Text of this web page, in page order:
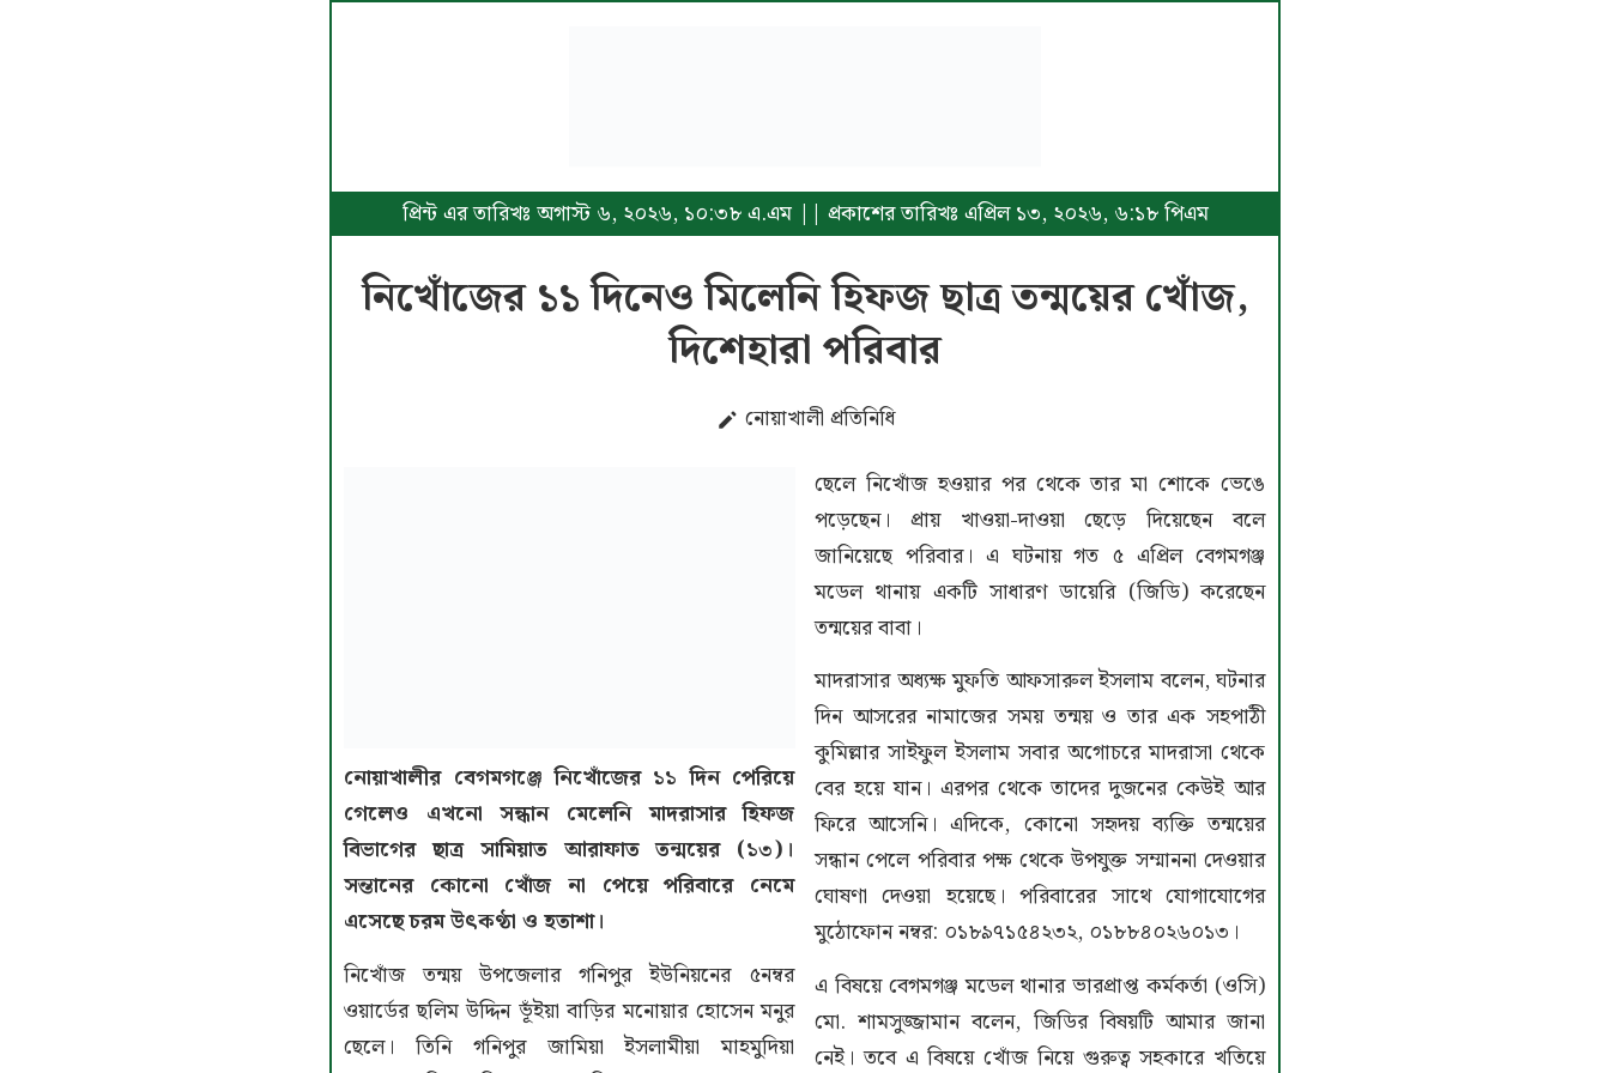
প্রিন্ট এর তারিখঃ অগাস্ট ৬, ২০২৬, ১০:৩৮ এ.এম || প্রকাশের তারিখঃ এপ্রিল ১৩, ২০২৬, ৬:১৮ পিএম
নিখোঁজের ১১ দিনেও মিলেনি হিফজ ছাত্র তন্ময়ের খোঁজ,
দিশেহারা পরিবার
নোয়াখালী প্রতিনিধি
নোয়াখালীর বেগমগঞ্জে নিখোঁজের ১১ দিন পেরিয়ে
গেলেও এখনো সন্ধান মেলেনি মাদরাসার হিফজ
বিভাগের ছাত্র সামিয়াত আরাফাত তন্ময়ের (১৩)।
সন্তানের কোনো খোঁজ না পেয়ে পরিবারে নেমে
এসেছে চরম উৎকণ্ঠা ও হতাশা।
নিখোঁজ তন্ময় উপজেলার গনিপুর ইউনিয়নের ৫নম্বর
ওয়ার্ডের ছলিম উদ্দিন ভূঁইয়া বাড়ির মনোয়ার হোসেন মনুর
ছেলে। তিনি গনিপুর জামিয়া ইসলামীয়া মাহমুদিয়া
ছেলে নিখোঁজ হওয়ার পর থেকে তার মা শোকে ভেঙে
পড়েছেন। প্রায় খাওয়া-দাওয়া ছেড়ে দিয়েছেন বলে
জানিয়েছে পরিবার। এ ঘটনায় গত ৫ এপ্রিল বেগমগঞ্জ
মডেল থানায় একটি সাধারণ ডায়েরি (জিডি) করেছেন
তন্ময়ের বাবা।
মাদরাসার অধ্যক্ষ মুফতি আফসারুল ইসলাম বলেন, ঘটনার
দিন আসরের নামাজের সময় তন্ময় ও তার এক সহপাঠী
কুমিল্লার সাইফুল ইসলাম সবার অগোচরে মাদরাসা থেকে
বের হয়ে যান। এরপর থেকে তাদের দুজনের কেউই আর
ফিরে আসেনি। এদিকে, কোনো সহৃদয় ব্যক্তি তন্ময়ের
সন্ধান পেলে পরিবার পক্ষ থেকে উপযুক্ত সম্মাননা দেওয়ার
ঘোষণা দেওয়া হয়েছে। পরিবারের সাথে যোগাযোগের
মুঠোফোন নম্বর: ০১৮৯৭১৫৪২৩২, ০১৮৮৪০২৬০১৩।
এ বিষয়ে বেগমগঞ্জ মডেল থানার ভারপ্রাপ্ত কর্মকর্তা (ওসি)
মো. শামসুজ্জামান বলেন, জিডির বিষয়টি আমার জানা
নেই। তবে এ বিষয়ে খোঁজ নিয়ে গুরুত্ব সহকারে খতিয়ে